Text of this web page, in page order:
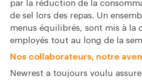
par la réduction de la
de sel lors des repas. Un
menus équilibrés, sont mis à la
employés tout au long de la
Nos collaborateurs, notre
Newrest a toujours voulu